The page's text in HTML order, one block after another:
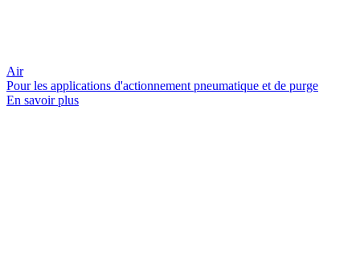
Air
Pour les applications d'actionnement pneumatique et de purge
En savoir plus